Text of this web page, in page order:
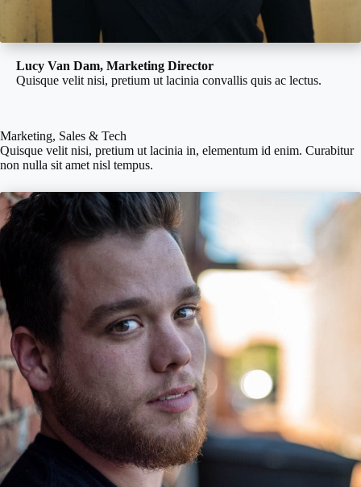
Lucy Van Dam, Marketing Director
Quisque velit nisi, pretium ut lacinia convallis quis ac lectus.
Marketing, Sales & Tech
Quisque velit nisi, pretium ut lacinia in, elementum id enim. Curabitur
non nulla sit amet nisl tempus.